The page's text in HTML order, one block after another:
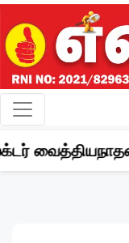
ஆய்வு....!!!!! |